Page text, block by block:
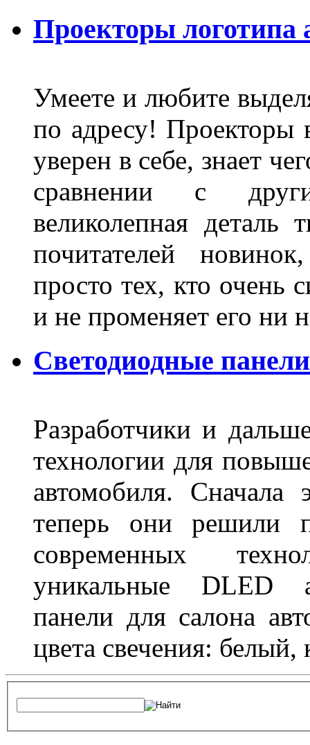
Проекторы логотипа
Умеете и любите
по адресу! Проекторы
уверен в себе, знает
сравнении с
великолепная
почитателей
просто тех, кто очень
и не променяет его ни
Светодиодные
Разработчики и
технологии для
автомобиля.
теперь они решили
современных
уникальные DLED
панели для салона
цвета свечения: